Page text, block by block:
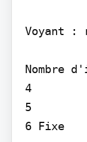
Voyant :
Nombre
4
5
6 Fixe